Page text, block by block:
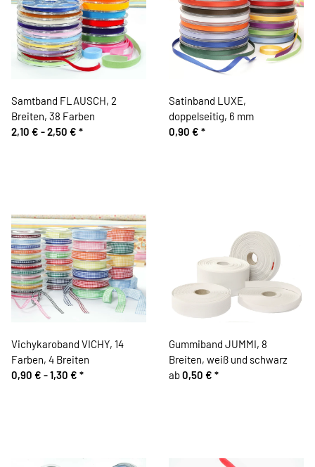
Samtband FLAUSCH, 2
Breiten, 38 Farben
2,10 € -2,50 € *
Satinband LUXE,
doppelseitig, 6 mm
0,90 € *
Vichykaroband VICHY, 14
Farben, 4 Breiten
0,90 € -1,30 € *
Gummiband JUMMI, 8
Breiten, weiß und schwarz
ab0,50 € *